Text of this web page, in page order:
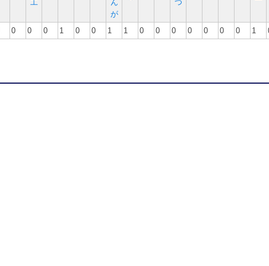
工
ん
が
つ
0 0 0 1 0 0 1 1 0 0 0 0 0 0 0 1